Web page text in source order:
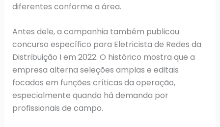
diferentes conforme a área.
Antes dele, a companhia também publicou
concurso específico para Eletricista de Redes da
Distribuição I em 2022. O histórico mostra que a
empresa alterna seleções amplas e editais
focados em funções críticas da operação,
especialmente quando há demanda por
profissionais de campo.